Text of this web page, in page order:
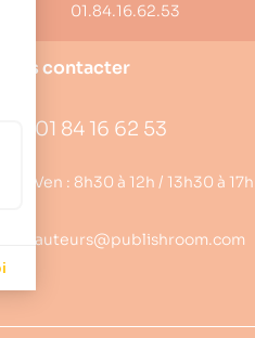
01.84.16.62.53
Nous contacter
01 84 16 62 53
Lun – Ven : 8h30 à 12h / 13h30 à 17h
auteurs@publishroom.com